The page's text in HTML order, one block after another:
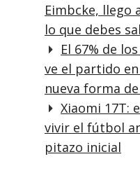
Eimbcke, llego
lo que debes
El 67% de
ve el partido
nueva forma
Xiaomi 17T:
vivir el fútbol
pitazo inicial